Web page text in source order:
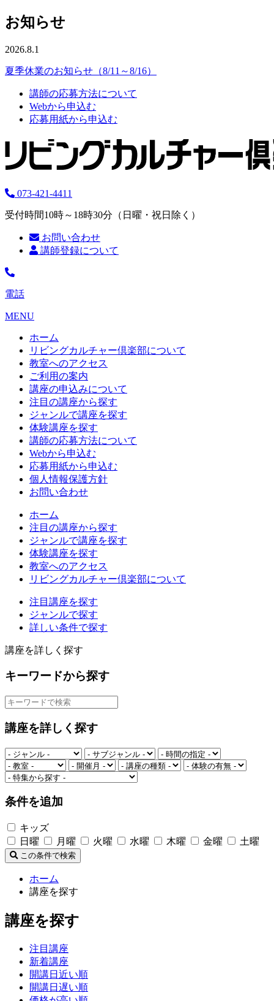
お知らせ
2026.8.1
夏季休業のお知らせ（8/11～8/16）
講師の応募方法について
Webから申込む
応募用紙から申込む
073-421-4411
受付時間10時～18時30分（日曜・祝日除く）
お問い合わせ
講師登録について
電話
MENU
ホーム
リビングカルチャー倶楽部について
教室へのアクセス
ご利用の案内
講座の申込みについて
注目の講座から探す
ジャンルで講座を探す
体験講座を探す
講師の応募方法について
Webから申込む
応募用紙から申込む
個人情報保護方針
お問い合わせ
ホーム
注目の講座から探す
ジャンルで講座を探す
体験講座を探す
教室へのアクセス
リビングカルチャー倶楽部について
注目講座を探す
ジャンルで探す
詳しい条件で探す
講座を詳しく探す
キーワードから探す
講座を詳しく探す
条件を追加
キッズ
日曜
月曜 火曜 水曜 木曜 金曜 土曜
この条件で検索
ホーム
講座を探す
講座を探す
注目講座
新着講座
開講日近い順
開講日遅い順